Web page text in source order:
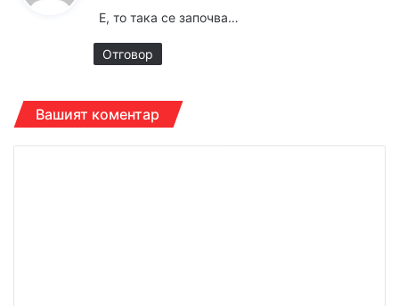
а
:
Е, то така се започва…
Отговор
Вашият коментар